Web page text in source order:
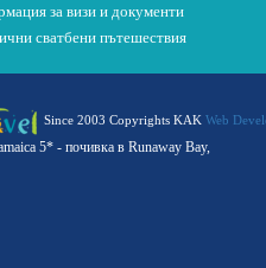
за визи и документи
сватбени пътешествия
Since 2003 Copyrights KAK Web
5* - почивка в Runaway Bay,